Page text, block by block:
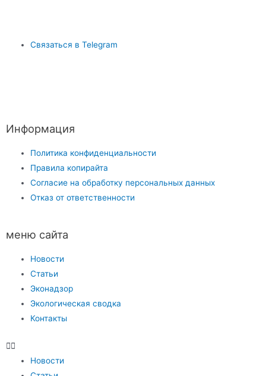
Связаться в Telegram
Информация
Политика конфиденциальности
Правила копирайта
Согласие на обработку персональных данных
Отказ от ответственности
меню сайта
Новости
Статьи
Эконадзор
Экологическая сводка
Контакты
Новости